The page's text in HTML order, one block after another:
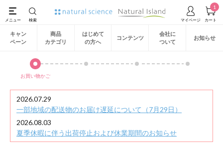
1
キャン
ペーン
商品
カテゴリ
はじめて
の方へ
コンテンツ
会社に
ついて
お知らせ
お買い物かご
2026.07.29
一部地域の配送物のお届け遅延について（7月29日）
2026.08.03
夏季休暇に伴う出荷停止および休業期間のお知らせ